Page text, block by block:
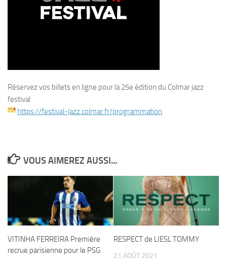
Réservez vos billets en ligne pour la 25e édition du Colmar jazz
festival
https://festival-jazz.colmar.fr/programmation
VOUS AIMEREZ AUSSI...
VITINHA FERREIRA Première
recrue parisienne pour le PSG
RESPECT de LIESL TOMMY
21 AOÛT 2021